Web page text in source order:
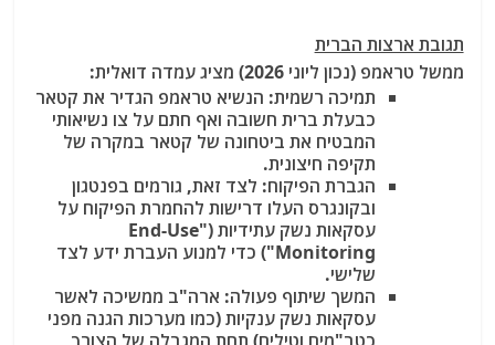
תגובת ארצות הברית
ממשל טראמפ (נכון ליוני 2026) מציג עמדה דואלית:
תמיכה רשמית: הנשיא טראמפ הגדיר את קטאר
כבעלת ברית חשובה ואף חתם על צו נשיאותי
המבטיח את ביטחונה של קטאר במקרה של
תקיפה חיצונית.
הגברת הפיקוח: לצד זאת, גורמים בפנטגון
ובקונגרס העלו דרישות להחמרת הפיקוח על
עסקאות נשק עתידיות ("End-Use
Monitoring") כדי למנוע העברת ידע לצד
שלישי.
המשך שיתוף פעולה: ארה"ב ממשיכה לאשר
עסקאות נשק ענקיות (כמו מערכות הגנה מפני